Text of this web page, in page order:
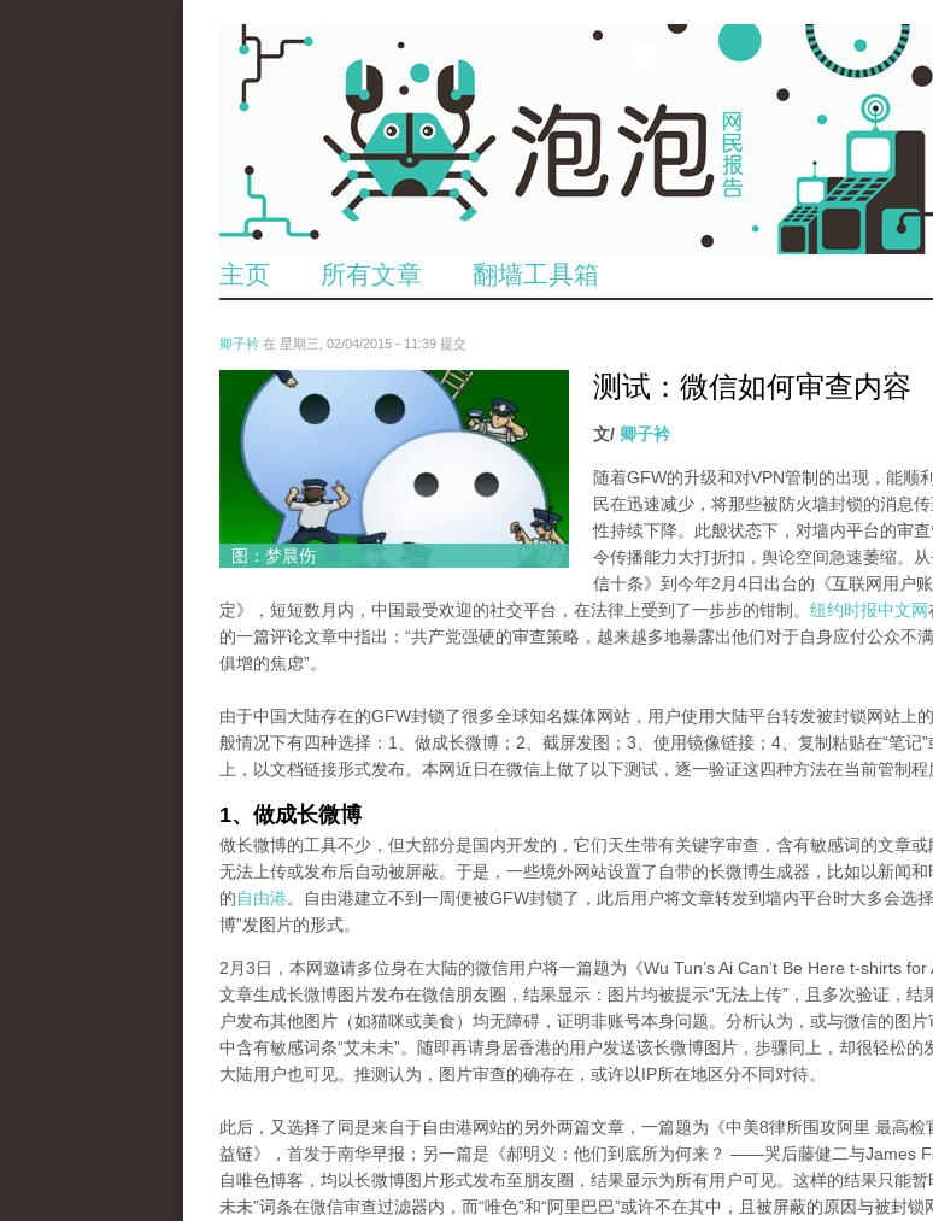
主页 所有文章 翻墙工具箱
卿子衿 在 星期三, 02/04/2015 - 11:39 提交
untitled.jpg
图：梦晨伤
测试：微信如何审查内容
文/ 卿子衿
随着GFW的升级和对VPN管制的出现，能顺
民在迅速减少，将那些被防火墙封锁的消息
性持续下降。此般状态下，对墙内平台的审
令传播能力大打折扣，舆论空间急速萎缩。
信十条》到今年2月4日出台的《互联网用户
定》，短短数月内，中国最受欢迎的社交平台，在法律上受到了一步步的钳制。 纽约时报中文网
的一篇评论文章中指出：“共产党强硬的审查策略，越来越多地暴露出他们对于自身应付公众不
俱增的焦虑”。
由于中国大陆存在的GFW封锁了很多全球知名媒体网站，用户使用大陆平台转发被封锁网站上
般情况下有四种选择：1、做成长微博；2、截屏发图；3、使用镜像链接；4、复制粘贴在“笔记”
上，以文档链接形式发布。本网近日在微信上做了以下测试，逐一验证这四种方法在当前管制程
1、做成长微博
做长微博的工具不少，但大部分是国内开发的，它们天生带有关键字审查，含有敏感词的文章或
无法上传或发布后自动被屏蔽。于是，一些境外网站设置了自带的长微博生成器，比如以新闻和
的自由港。自由港建立不到一周便被GFW封锁了，此后用户将文章转发到墙内平台时大多会选
博”发图片的形式。
2月3日，本网邀请多位身在大陆的微信用户将一篇题为《Wu Tun’s Ai Can’t Be Here t-shirts for
文章生成长微博图片发布在微信朋友圈，结果显示：图片均被提示“无法上传”，且多次验证，结
户发布其他图片（如猫咪或美食）均无障碍，证明非账号本身问题。分析认为，或与微信的图
中含有敏感词条“艾未未”。随即再请身居香港的用户发送该长微博图片，步骤同上，却很轻松的
大陆用户也可见。推测认为，图片审查的确存在，或许以IP所在地区分不同对待。
此后，又选择了同是来自于自由港网站的另外两篇文章，一篇题为《中美8律所围攻阿里 最高检
益链》，首发于南华早报；另一篇是《郝明义：他们到底所为何来？ ——哭后藤健二与James
自唯色博客，均以长微博图片形式发布至朋友圈，结果显示为所有用户可见。这样的结果只能暂
未未”词条在微信审查过滤器内，而“唯色”和“阿里巴巴”或许不在其中，且被屏蔽的原因与被封锁